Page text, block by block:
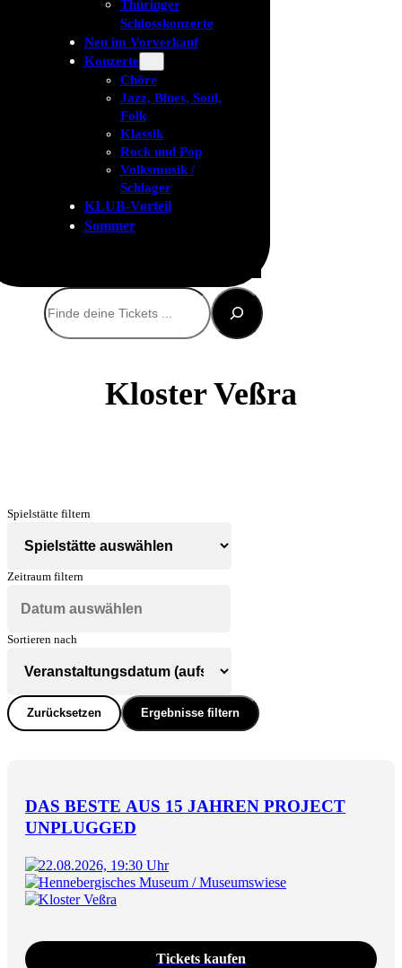
Thüringer
Schlosskonzerte
Neu im Vorverkauf
Konzerte
Chöre
Jazz, Blues, Soul,
Folk
Klassik
Rock und Pop
Volksmusik /
Schlager
KLUB-Vorteil
Sommer
Suchen
Kloster Veßra
Spielstätte filtern
Zeitraum filtern
Sortieren nach
Zurücksetzen Ergebnisse filtern
DAS BESTE AUS 15 JAHREN PROJECT
UNPLUGGED
22.08.2026, 19:30 Uhr
Hennebergisches Museum / Museumswiese
Kloster Veßra
Tickets kaufen